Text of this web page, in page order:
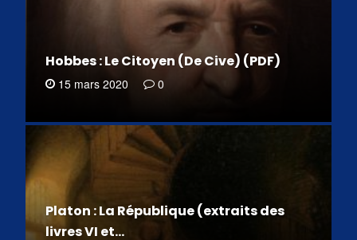
Hobbes : Le Citoyen (De Cive) (PDF)
15 mars 2020 0
Platon : La République (extraits des
livres VI et…